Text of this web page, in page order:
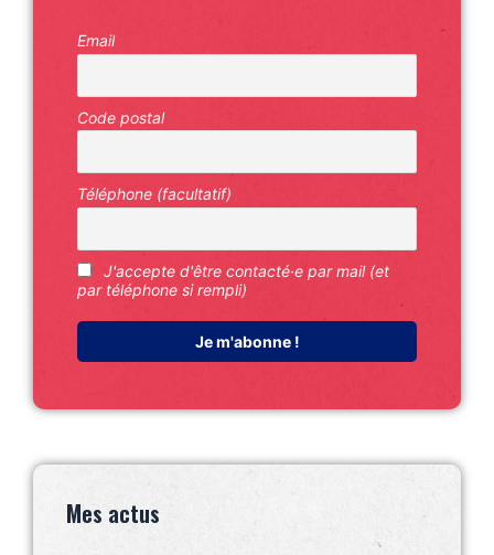
Email
Code postal
Téléphone (facultatif)
J'accepte d'être contacté·e par mail (et
par téléphone si rempli)
Mes actus